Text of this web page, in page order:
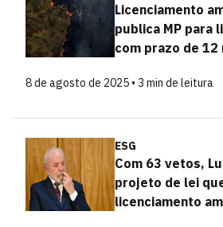
Licenciamento
publica MP para
com prazo de 12
8 de agosto de 2025 • 3 min de leitura
ESG
Com 63 vetos,
projeto de lei
licenciamento